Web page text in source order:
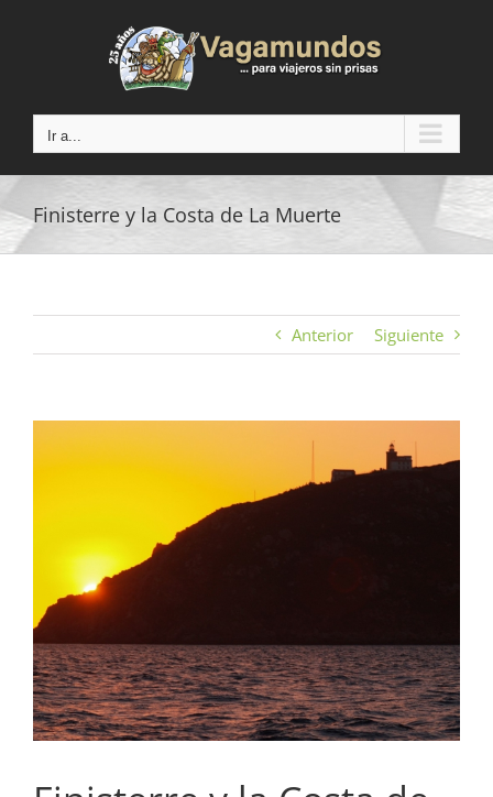
Ir a...
Finisterre y la Costa de La Muerte
Anterior Siguiente
imagen